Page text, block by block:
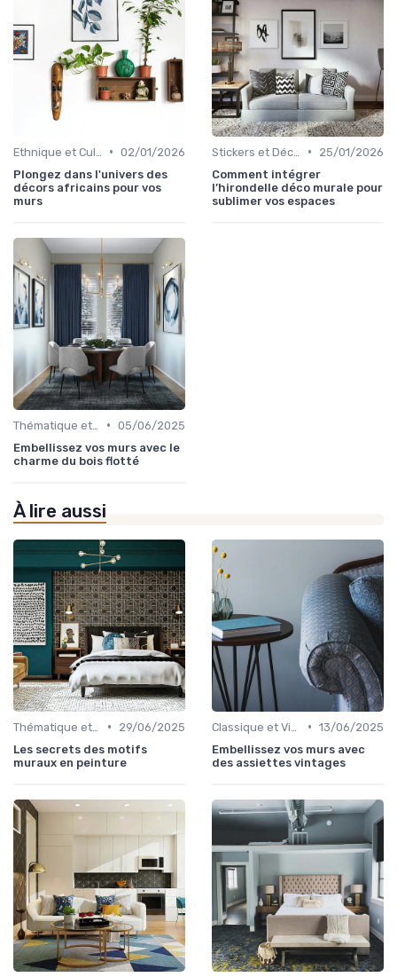
• 02/01/2026
Plongez dans l'univers des
décors africains pour vos
murs
•
25/01/2026
Comment intégrer
l’hirondelle déco murale pour
sublimer vos espaces
• 05/06/2025
Embellissez vos murs avec le
charme du bois flotté
À lire aussi
•
29/06/2025
Les secrets des motifs
muraux en peinture
• 13/06/2025
Embellissez vos murs avec
des assiettes vintages